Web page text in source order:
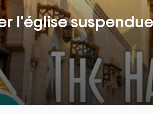
l'église